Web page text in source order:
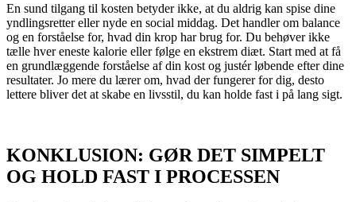
En sund tilgang til kosten betyder ikke, at du aldrig kan spise dine
yndlingsretter eller nyde en social middag. Det handler om balance
og en forståelse for, hvad din krop har brug for. Du behøver ikke
tælle hver eneste kalorie eller følge en ekstrem diæt. Start med at få
en grundlæggende forståelse af din kost og justér løbende efter dine
resultater. Jo mere du lærer om, hvad der fungerer for dig, desto
lettere bliver det at skabe en livsstil, du kan holde fast i på lang sigt.
KONKLUSION: GØR DET SIMPELT
OG HOLD FAST I PROCESSEN